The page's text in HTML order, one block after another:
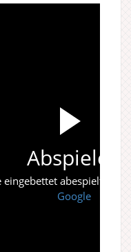
Abspielen
abespielt. Es
Google